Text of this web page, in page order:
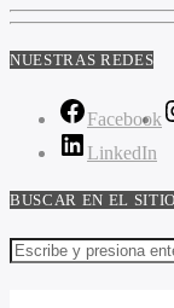
NUESTRAS REDES
Facebook
LinkedIn
BUSCAR EN EL SITIO